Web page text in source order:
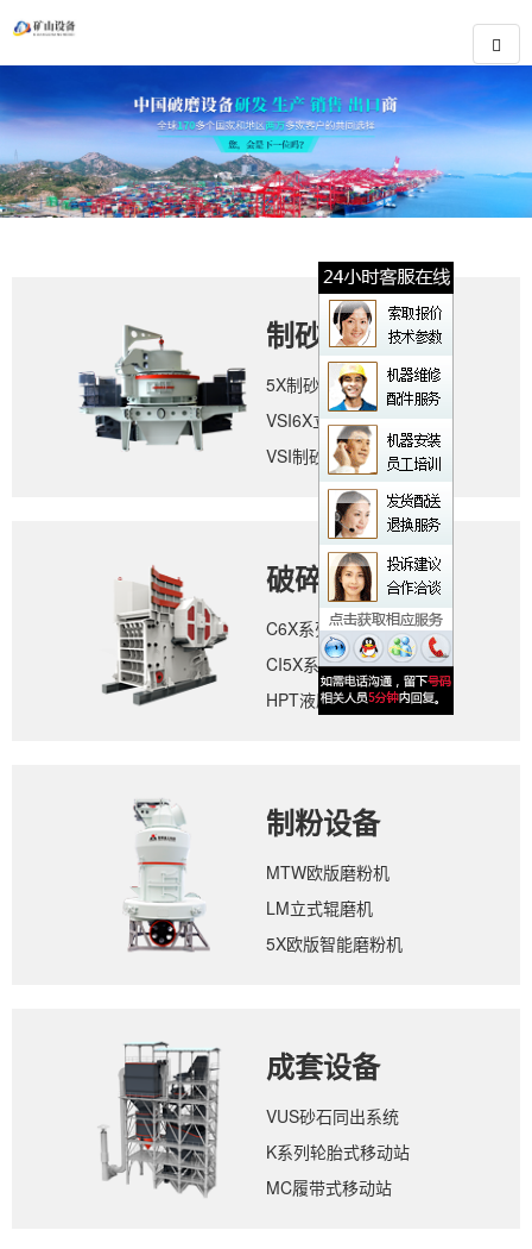
制砂设备
5X制砂机
VSI6X立轴冲击式破碎机
VSI制砂机
破碎设备
C6X系列颚式破碎机
CI5X系列反击式破碎机
HPT液压圆锥破碎机
制粉设备
MTW欧版磨粉机
LM立式辊磨机
5X欧版智能磨粉机
成套设备
VUS砂石同出系统
K系列轮胎式移动站
MC履带式移动站